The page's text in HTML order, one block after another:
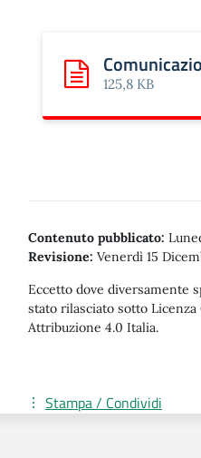
Scarica: Comunicazione
125,8 KB
Contenuto pubblicato:
Revisione: Venerdì 15
Eccetto dove diversamente
stato rilasciato sotto
Attribuzione 4.0 Italia.
Stampa / Condividi